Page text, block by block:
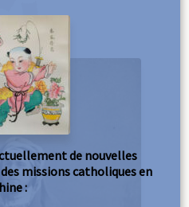
de nouvelles
missions catholiques en
: